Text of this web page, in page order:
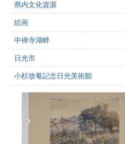
県内文化資源
絵画
中禅寺湖畔
日光市
小杉放菴記念日光美術館